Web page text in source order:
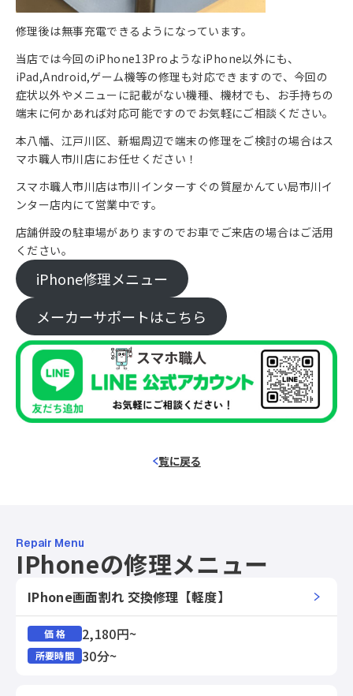
修理後は無事充電できるようになっています。
当店では今回のiPhone13ProようなiPhone以外にも、
iPad,Android,ゲーム機等の修理も対応できますので、今回の
症状以外やメニューに記載がない機種、機材でも、お手持ちの
端末に何かあれば対応可能ですのでお気軽にご相談ください。
本八幡、江戸川区、新堀周辺で端末の修理をご検討の場合はス
マホ職人市川店にお任せください！
スマホ職人市川店は市川インターすぐの質屋かんてい局市川イ
ンター店内にて営業中です。
店舗併設の駐車場がありますのでお車でご来店の場合はご活用
ください。
iPhone修理メニュー
メーカーサポートはこちら
覧に戻る
Repair Menu
IPhoneの修理メニュー
IPhone画面割れ 交換修理【軽度】
価 格 2,180円~
所要時間 30分~